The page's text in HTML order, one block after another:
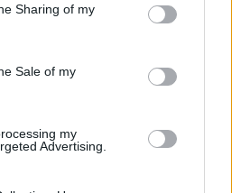
behaviour. You may click to
and its third-party tags to
purposes in below Google
Sharing of my
Sale of my
my
Advertising.